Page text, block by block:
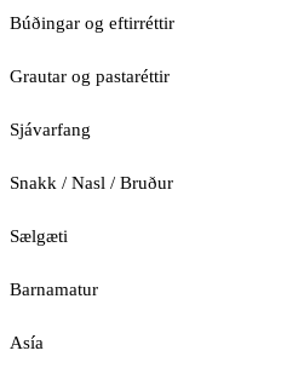
Búðingar og eftirréttir
Grautar og pastaréttir
Sjávarfang
Snakk / Nasl / Bruður
Sælgæti
Barnamatur
Asía